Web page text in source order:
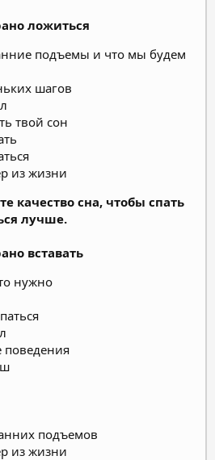
ложиться
подъемы и что мы будем
шагов
твой сон
из жизни
качество сна, чтобы спать
лучше.
вставать
нужно
подъемов
из жизни